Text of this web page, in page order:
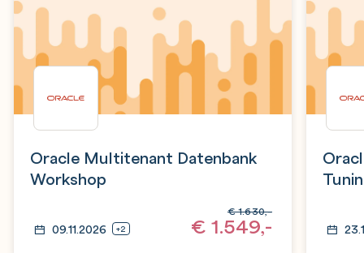
Oracle Multitenant Datenbank
Workshop
09.11.2026 +2 € 1.549,-
€1.630,-